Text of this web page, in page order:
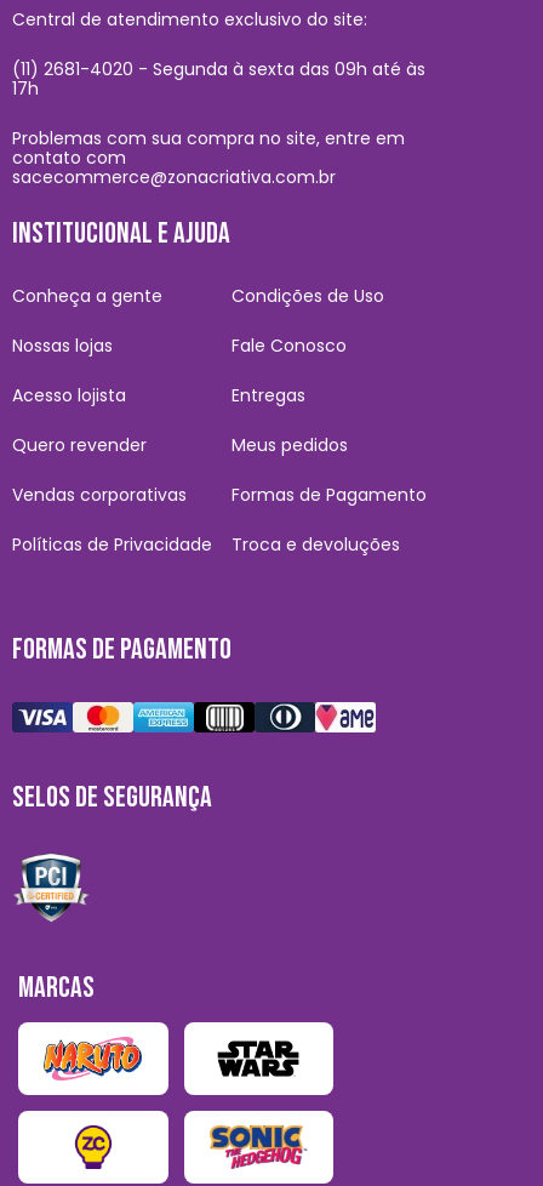
Central de atendimento exclusivo do site:
(11) 2681-4020 - Segunda à sexta das 09h até às
17h
Problemas com sua compra no site, entre em
contato com
sacecommerce@zonacriativa.com.br
INSTITUCIONAL E AJUDA
Conheça a gente
Nossas lojas
Acesso lojista
Quero revender
Vendas corporativas
Políticas de Privacidade
Condições de Uso
Fale Conosco
Entregas
Meus pedidos
Formas de Pagamento
Troca e devoluções
FORMAS DE PAGAMENTO
SELOS DE SEGURANÇA
MARCAS